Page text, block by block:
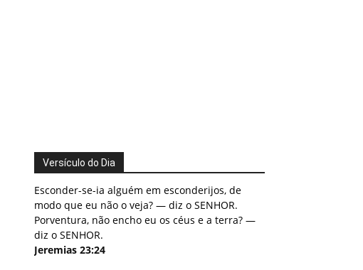
Versículo do Dia
Esconder-se-ia alguém em esconderijos, de
modo que eu não o veja? — diz o SENHOR.
Porventura, não encho eu os céus e a terra? —
diz o SENHOR.
Jeremias 23:24